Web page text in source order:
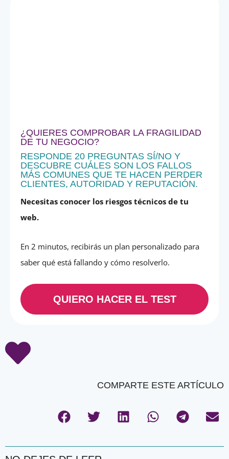
¿QUIERES COMPROBAR LA FRAGILIDAD
DE TU NEGOCIO?
RESPONDE 20 PREGUNTAS SÍ/NO Y
DESCUBRE CUÁLES SON LOS FALLOS
MÁS COMUNES QUE TE HACEN PERDER
CLIENTES, AUTORIDAD Y REPUTACIÓN.
Necesitas conocer los riesgos técnicos de tu
web.
En 2 minutos, recibirás un plan personalizado para
saber qué está fallando y cómo resolverlo.
QUIERO HACER EL TEST
COMPARTE ESTE ARTÍCULO